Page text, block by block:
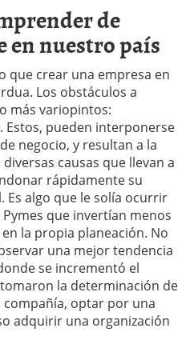
de
en nuestro país
que crear una empresa en
Los obstáculos a
más variopintos:
Estos, pueden interponerse
negocio, y resultan a la
causas que llevan a
rápidamente su
algo que le solía ocurrir
que invertían menos
la propia planeación. No
una mejor tendencia
se incrementó el
la determinación de
optar por una
adquirir una organización